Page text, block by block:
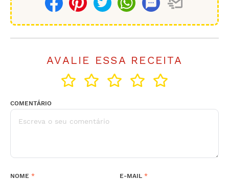
AVALIE ESSA RECEITA
COMENTÁRIO
NOME * E-MAIL *